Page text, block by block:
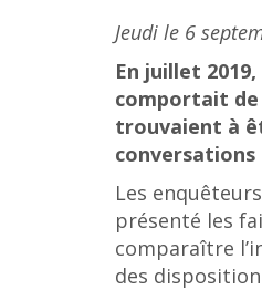
Jeudi le 6
En juillet
comportait de
trouvaient à
conversations
Les
présenté les
comparaître
des